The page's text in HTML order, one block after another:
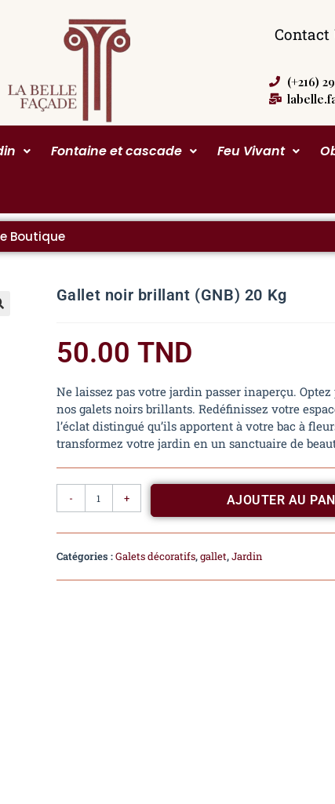
Contact
(+216)
Fontaine et cascade Feu Vivant
Boutique
Gallet noir brillant (GNB) 20 Kg
50.00 TND
Ne laissez pas votre jardin passer inaperçu.
nos galets noirs brillants. Redéfinissez votre
l’éclat distingué qu’ils apportent à votre bac à
transformez votre jardin en un sanctuaire de
- + AJOUTER AU
Catégories :Galets décoratifs,gallet,Jardin